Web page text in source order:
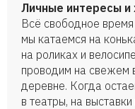
Личные интересы и
Всё свободное
мы катаемся на
на роликах и
проводим на свежем
деревне. Когда
в театры, на